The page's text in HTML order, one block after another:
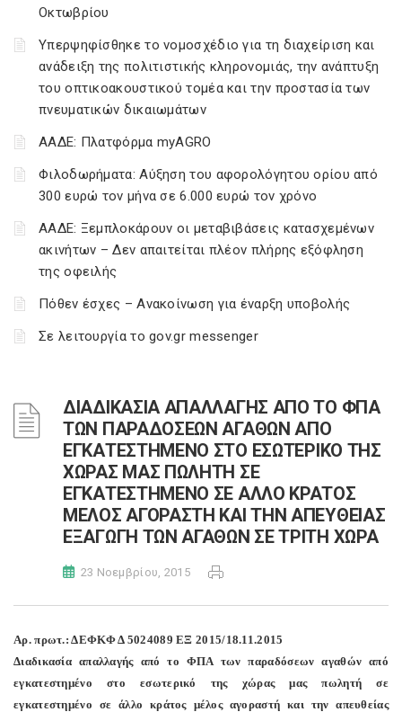
Οκτωβρίου
Υπερψηφίσθηκε το νομοσχέδιο για τη διαχείριση και
ανάδειξη της πολιτιστικής κληρονομιάς, την ανάπτυξη
του οπτικοακουστικού τομέα και την προστασία των
πνευματικών δικαιωμάτων
ΑΑΔΕ: Πλατφόρμα myAGRO
Φιλοδωρήματα: Αύξηση του αφορολόγητου ορίου από
300 ευρώ τον μήνα σε 6.000 ευρώ τον χρόνο
ΑΑΔΕ: Ξεμπλοκάρουν οι μεταβιβάσεις κατασχεμένων
ακινήτων – Δεν απαιτείται πλέον πλήρης εξόφληση
της οφειλής
Πόθεν έσχες – Ανακοίνωση για έναρξη υποβολής
Σε λειτουργία το gov.gr messenger
ΔΙΑΔΙΚΑΣΙΑ ΑΠΑΛΛΑΓΗΣ ΑΠΟ ΤΟ ΦΠΑ
ΤΩΝ ΠΑΡΑΔΟΣΕΩΝ ΑΓΑΘΩΝ ΑΠΟ
ΕΓΚΑΤΕΣΤΗΜΕΝΟ ΣΤΟ ΕΣΩΤΕΡΙΚΟ ΤΗΣ
ΧΩΡΑΣ ΜΑΣ ΠΩΛΗΤΗ ΣΕ
ΕΓΚΑΤΕΣΤΗΜΕΝΟ ΣΕ ΑΛΛΟ ΚΡΑΤΟΣ
ΜΕΛΟΣ ΑΓΟΡΑΣΤΗ ΚΑΙ ΤΗΝ ΑΠΕΥΘΕΙΑΣ
ΕΞΑΓΩΓΗ ΤΩΝ ΑΓΑΘΩΝ ΣΕ ΤΡΙΤΗ ΧΩΡΑ
23 Νοεμβρίου, 2015
Αρ. πρωτ.: ΔΕΦΚΦ Δ 5024089 ΕΞ 2015/18.11.2015
Διαδικασία απαλλαγής από το ΦΠΑ των παραδόσεων αγαθών από
εγκατεστημένο στο εσωτερικό της χώρας μας πωλητή σε
εγκατεστημένο σε άλλο κράτος μέλος αγοραστή και την απευθείας